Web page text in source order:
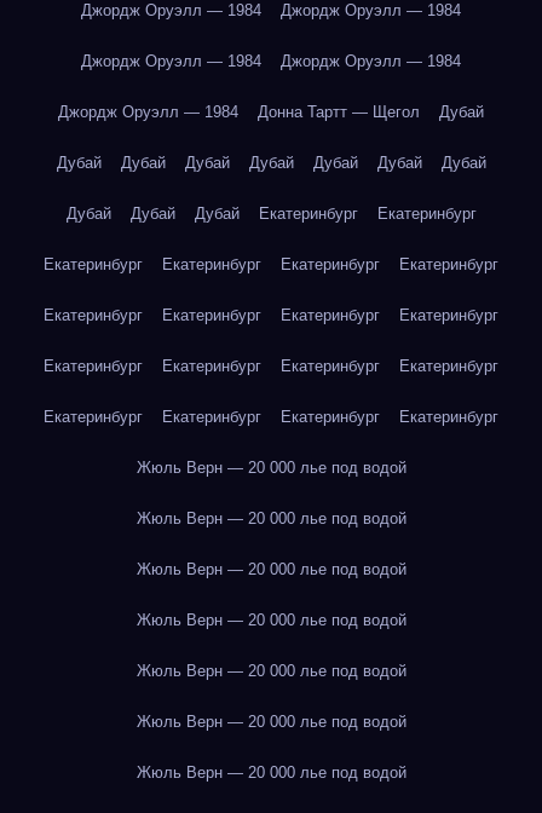
Джордж Оруэлл — 1984 Джордж Оруэлл — 1984
Джордж Оруэлл — 1984 Джордж Оруэлл — 1984
Джордж Оруэлл — 1984 Донна Тартт — Щегол Дубай
Дубай Дубай Дубай Дубай Дубай Дубай Дубай
Дубай Дубай Дубай Екатеринбург Екатеринбург
Екатеринбург Екатеринбург Екатеринбург Екатеринбург
Екатеринбург Екатеринбург Екатеринбург Екатеринбург
Екатеринбург Екатеринбург Екатеринбург Екатеринбург
Екатеринбург Екатеринбург Екатеринбург Екатеринбург
Жюль Верн — 20 000 лье под водой
Жюль Верн — 20 000 лье под водой
Жюль Верн — 20 000 лье под водой
Жюль Верн — 20 000 лье под водой
Жюль Верн — 20 000 лье под водой
Жюль Верн — 20 000 лье под водой
Жюль Верн — 20 000 лье под водой